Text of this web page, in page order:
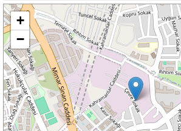
+
−